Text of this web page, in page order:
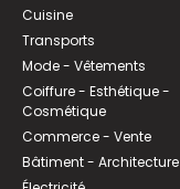
Cuisine
Transports
Mode - Vêtements
Coiffure - Esthétique -
Cosmétique
Commerce - Vente
Bâtiment - Architecture